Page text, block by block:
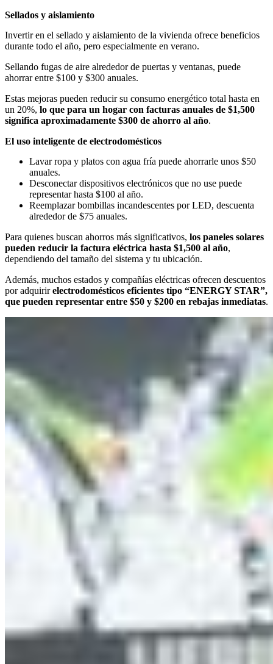
Sellados y aislamiento
Invertir en el sellado y aislamiento de la vivienda ofrece beneficios
durante todo el año, pero especialmente en verano.
Sellando fugas de aire alrededor de puertas y ventanas, puede
ahorrar entre $100 y $300 anuales.
Estas mejoras pueden reducir su consumo energético total hasta en
un 20%, lo que para un hogar con facturas anuales de $1,500
significa aproximadamente $300 de ahorro al año.
El uso inteligente de electrodomésticos
Lavar ropa y platos con agua fría puede ahorrarle unos $50
anuales.
Desconectar dispositivos electrónicos que no use puede
representar hasta $100 al año.
Reemplazar bombillas incandescentes por LED, descuenta
alrededor de $75 anuales.
Para quienes buscan ahorros más significativos, los paneles solares
pueden reducir la factura eléctrica hasta $1,500 al año,
dependiendo del tamaño del sistema y tu ubicación.
Además, muchos estados y compañías eléctricas ofrecen descuentos
por adquirirelectrodomésticos eficientes tipo “ENERGY STAR”,
que pueden representar entre $50 y $200 en rebajas inmediatas.